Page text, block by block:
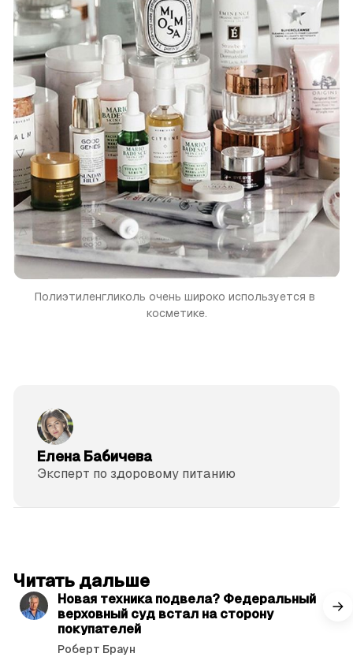
Полиэтиленгликоль очень широко используется в
косметике.
Елена Бабичева
Эксперт по здоровому питанию
Читать дальше
Новая техника подвела? Федеральный
верховный суд встал на сторону
покупателей
Роберт Браун